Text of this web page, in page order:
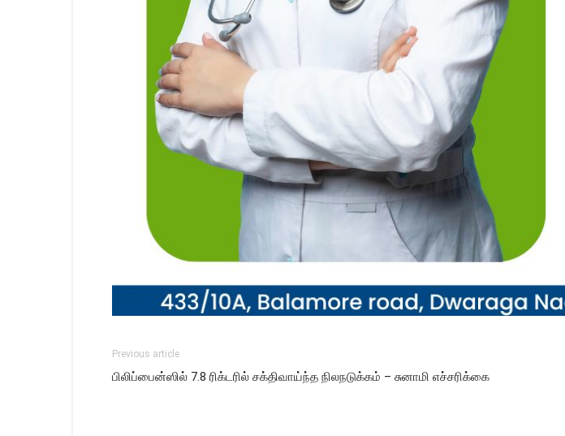
Previous article
பிலிப்பைன்ஸில் 7.8 ரிக்டரில் சக்திவாய்ந்த நிலநடுக்கம் – சுனாமி எச்சரிக்கை